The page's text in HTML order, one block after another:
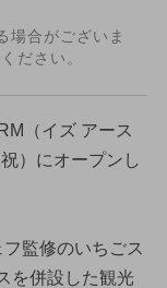
場合がございま
ださい。
（イズ アース
）にオープンし
監修のいちごス
を併設した観光